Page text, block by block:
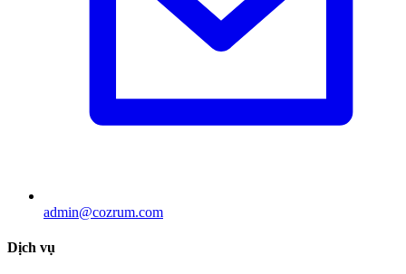
admin@cozrum.com
Dịch vụ